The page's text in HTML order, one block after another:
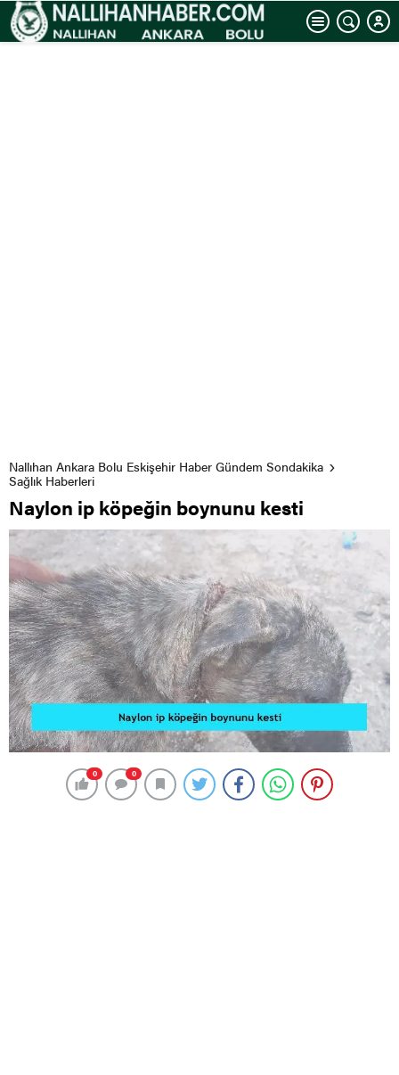
Nallıhan Ankara Bolu Eskişehir Haber Gündem Sondakika
Sağlık Haberleri
Naylon ip köpeğin boynunu kesti
0 0